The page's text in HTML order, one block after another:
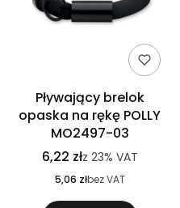
Pływający brelok
opaska na rękę POLLY
MO2497-03
6,22 złz 23% VAT
5,06 złbez VAT